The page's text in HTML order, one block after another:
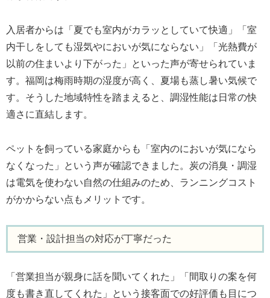
入居者からは「夏でも室内がカラッとしていて快適」「室
内干しをしても湿気やにおいが気にならない」「光熱費が
以前の住まいより下がった」といった声が寄せられていま
す。福岡は梅雨時期の湿度が高く、夏場も蒸し暑い気候で
す。そうした地域特性を踏まえると、調湿性能は日常の快
適さに直結します。
ペットを飼っている家庭からも「室内のにおいが気になら
なくなった」という声が確認できました。炭の消臭・調湿
は電気を使わない自然の仕組みのため、ランニングコスト
がかからない点もメリットです。
営業・設計担当の対応が丁寧だった
「営業担当が親身に話を聞いてくれた」「間取りの案を何
度も書き直してくれた」という接客面での好評価も目につ